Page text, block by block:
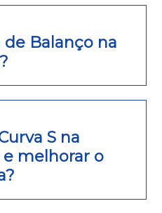
de Balanço na
S na
melhorar o